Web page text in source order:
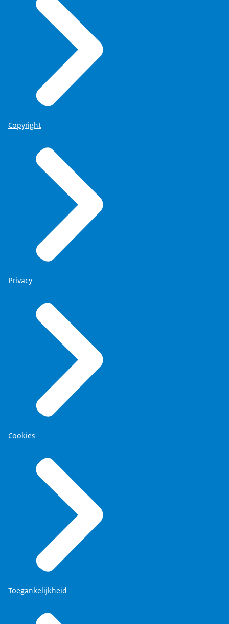
Copyright
Privacy
Cookies
Toegankelijkheid